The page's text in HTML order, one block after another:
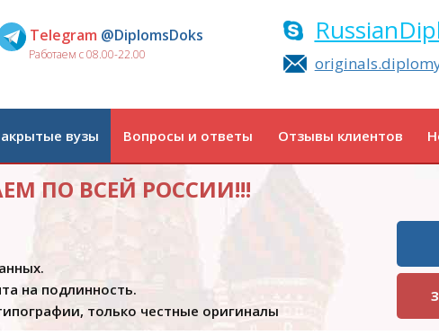
Telegram @DiplomsDoks
Работаем с 08.00-22.00
вузы Вопросы и ответы Отзывы клиентов
ПО ВСЕЙ РОССИИ!!!
на подлинность.
только честные оригиналы